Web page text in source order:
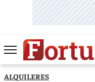
ALQUILERES